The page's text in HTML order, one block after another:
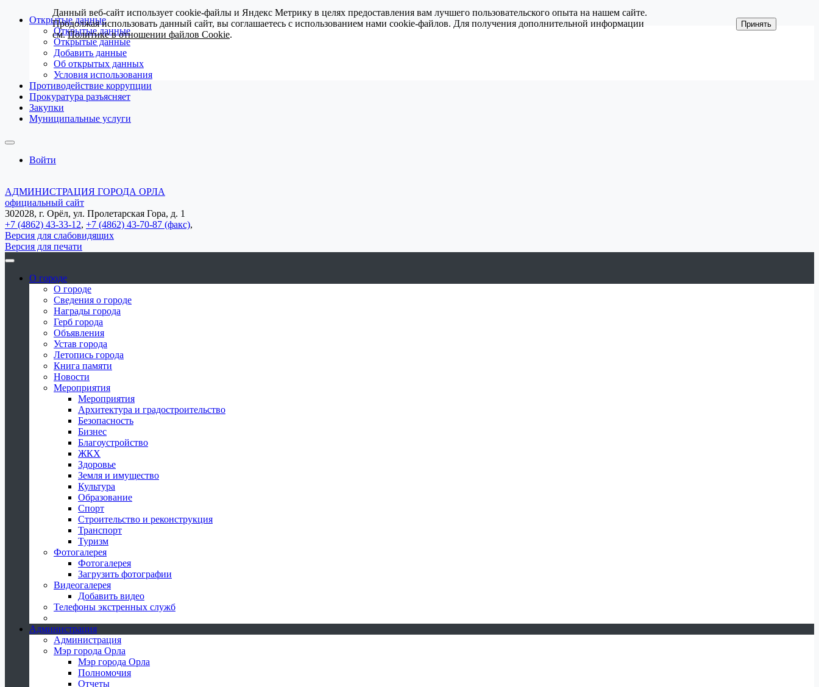
Открытые данные
Открытые данные
Открытые данные
Добавить данные
Об открытых данных
Условия использования
Противодействие коррупции
Прокуратура разъясняет
Закупки
Муниципальные услуги
Войти
АДМИНИСТРАЦИЯ ГОРОДА ОРЛА
официальный сайт
302028, г. Орёл, ул. Пролетарская Гора, д. 1
+7 (4862) 43-33-12, +7 (4862) 43-70-87 (факс),
Версия для слабовидящих
Версия для печати
О городе
О городе
Сведения о городе
Награды города
Герб города
Объявления
Устав города
Летопись города
Книга памяти
Новости
Мероприятия
Мероприятия
Архитектура и градостроительство
Безопасность
Бизнес
Благоустройство
ЖКХ
Здоровье
Земля и имущество
Культура
Образование
Спорт
Строительство и реконструкция
Транспорт
Туризм
Фотогалерея
Фотогалерея
Загрузить фотографии
Видеогалерея
Добавить видео
Телефоны экстренных служб
Администрация
Администрация
Мэр города Орла
Мэр города Орла
Полномочия
Отчеты
Данный веб-сайт использует cookie-файлы и Яндекс Метрику в целях предоставления вам лучшего пользовательского опыта на нашем сайте.
Продолжая использовать данный сайт, вы соглашаетесь с использованием нами cookie-файлов. Для получения дополнительной информации
см.Политике в отношении файлов Cookie.
Принять